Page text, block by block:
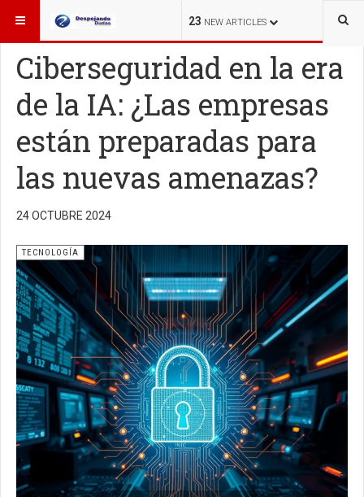
23 NEW ARTICLES
ESTÁ AQUÍ: TECNOLOGÍA
Ciberseguridad en la era
de la IA: ¿Las empresas
están preparadas para
las nuevas amenazas?
24 OCTUBRE 2024
TECNOLOGÍA